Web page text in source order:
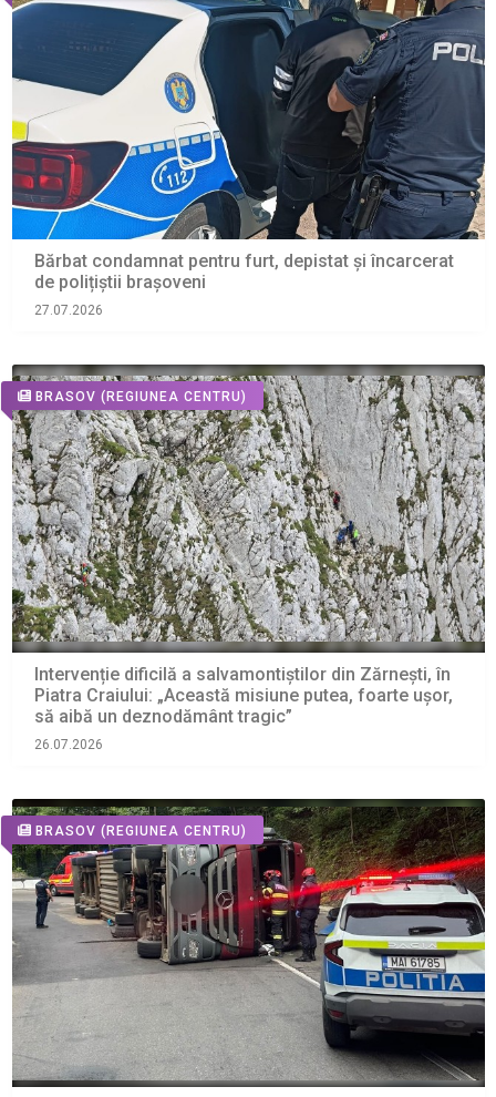
Bărbat condamnat pentru furt, depistat și încarcerat
de polițiștii brașoveni
27.07.2026
BRASOV (REGIUNEA CENTRU)
Intervenție dificilă a salvamontiștilor din Zărnești, în
Piatra Craiului: „Această misiune putea, foarte ușor,
să aibă un deznodământ tragic”
26.07.2026
BRASOV (REGIUNEA CENTRU)